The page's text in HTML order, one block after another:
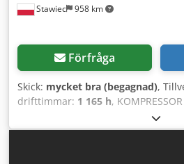
Stawiec 958 km
Förfråga
Skick: mycket bra (begagnad),
drifttimmar: 1 165 h,
5,00m3 2013!! Crsdotu E Eyepfx
ATLAS COPCO XAS87, maskinen
Tekniska data: Kapacitet: 5,00